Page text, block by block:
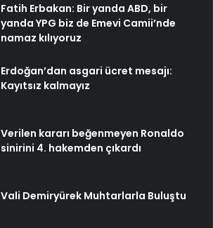
Fatih Erbakan: Bir yanda ABD, bir
yanda YPG biz de Emevi Camii’nde
namaz kılıyoruz
Erdoğan’dan asgari ücret mesajı:
Kayıtsız kalmayız
Verilen kararı beğenmeyen Ronaldo
sinirini 4. hakemden çıkardı
Vali Demiryürek Muhtarlarla Buluştu